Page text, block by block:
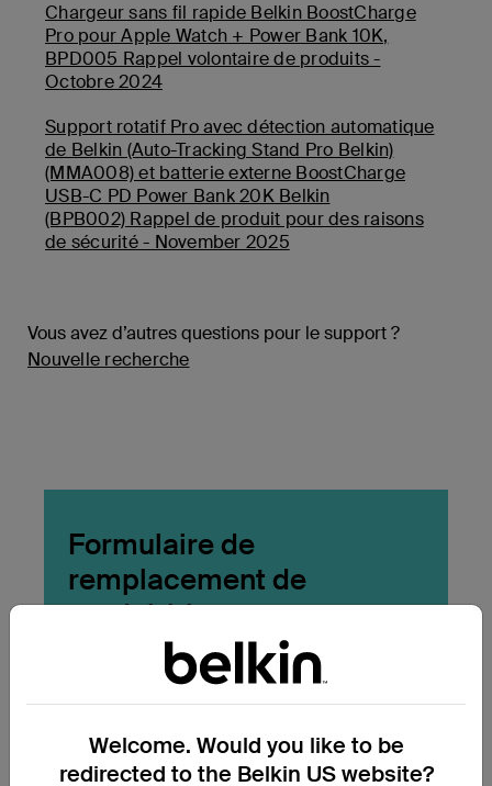
Welcome. Would you like to be
redirected to the Belkin US website?
Chargeur sans fil rapide Belkin BoostCharge
Pro pour Apple Watch + Power Bank 10K,
BPD005 Rappel volontaire de produits -
Octobre 2024
Support rotatif Pro avec détection automatique
de Belkin (Auto-Tracking Stand Pro Belkin)
(MMA008) et batterie externe BoostCharge
USB-C PD Power Bank 20K Belkin
(BPB002) Rappel de produit pour des raisons
de sécurité - November 2025
Vous avez d’autres questions pour le support ?
Nouvelle recherche
Formulaire de
remplacement de
produit(s)
Ce formulaire vous permet de soumettre une
demande de remplacement de produit(s).
Accéder au formulaire